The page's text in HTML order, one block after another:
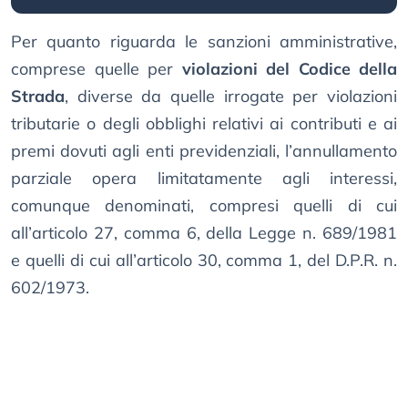
Per quanto riguarda le sanzioni amministrative,
comprese quelle per violazioni del Codice della
Strada, diverse da quelle irrogate per violazioni
tributarie o degli obblighi relativi ai contributi e ai
premi dovuti agli enti previdenziali, l’annullamento
parziale opera limitatamente agli interessi,
comunque denominati, compresi quelli di cui
all’articolo 27, comma 6, della Legge n. 689/1981
e quelli di cui all’articolo 30, comma 1, del D.P.R. n.
602/1973.